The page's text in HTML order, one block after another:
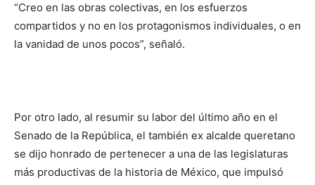
“Creo en las obras colectivas, en los esfuerzos
compartidos y no en los protagonismos individuales, o en
la vanidad de unos pocos”, señaló.
Por otro lado, al resumir su labor del último año en el
Senado de la República, el también ex alcalde queretano
se dijo honrado de pertenecer a una de las legislaturas
más productivas de la historia de México, que impulsó